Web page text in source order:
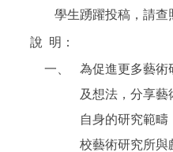
學生踴躍投稿，請查
說 明：
一、
為促進更多藝術
及想法，分享
自身的研究範
校藝術研究所與